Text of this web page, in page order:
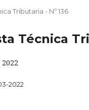
Tributaria - Nº 136
Técnica
2022